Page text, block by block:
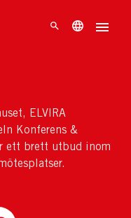
ELVIRA
Konferens &
ett brett utbud inom